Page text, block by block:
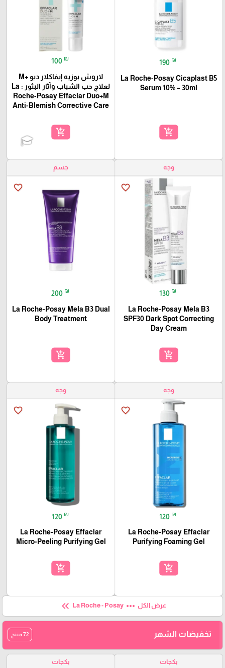
190 ₪
La Roche-Posay Cicaplast B5
Serum 10% – 30ml
add_shopping_cart
100 ₪
لاروش بوزيه إيفاكلار ديو +M
لعلاج حب الشباب وآثار البثور : La
Roche-Posay Effaclar Duo+M
Anti-Blemish Corrective Care
add_shopping_cart
وجه
favorite_border
130 ₪
La Roche-Posay Mela B3
SPF30 Dark Spot Correcting
Day Cream
add_shopping_cart
جسم
favorite_border
200 ₪
La Roche-Posay Mela B3 Dual
Body Treatment
add_shopping_cart
وجه
favorite_border
120 ₪
La Roche-Posay Effaclar
Purifying Foaming Gel
add_shopping_cart
وجه
favorite_border
120 ₪
La Roche-Posay Effaclar
Micro-Peeling Purifying Gel
add_shopping_cart
عرض الكل more_horiz
La Roche - Posay
keyboard_double_arrow_left
تخفيضات الشهر 72 منتج
بكجات بكجات